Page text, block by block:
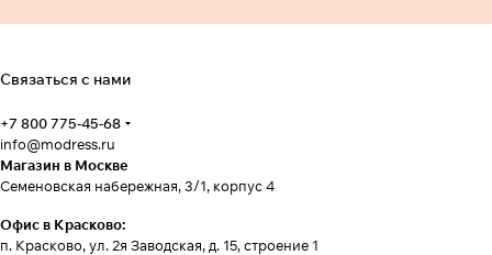
Связаться с нами
+7 800 775-45-68
info@modress.ru
Магазин в Москве
Семеновская набережная, 3/1, корпус 4
Офис в Красково:
п. Красково, ул. 2я Заводская, д. 15, строение 1